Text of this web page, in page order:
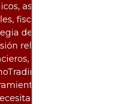
así como las
fiscales y contables
de inversión,
relacionada con
materias primas u
no
legal, contable o
debe